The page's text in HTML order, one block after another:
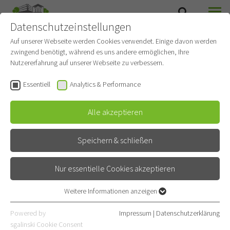
Zentrales
Patientenmanagement
(ZPM)
Gehört zuThoraxklinik
Beratung und Betreuung
69126 Heidelberg
Datenschutzeinstellungen
Auf unserer Webseite werden Cookies verwendet. Einige davon werden
zwingend benötigt, während es uns andere ermöglichen, Ihre
Nutzererfahrung auf unserer Webseite zu verbessern.
Essentiell Analytics & Performance
Alle akzeptieren
Speichern & schließen
Nur essentielle Cookies akzeptieren
Essentielle Cookies werden für grundlegende Funktionen der
Webseite benötigt. Dadurch ist gewährleistet, dass die Webseite
Weitere Informationen anzeigen
Powered by
sgalinski Cookie Consent
Impressum | Datenschutzerklärung